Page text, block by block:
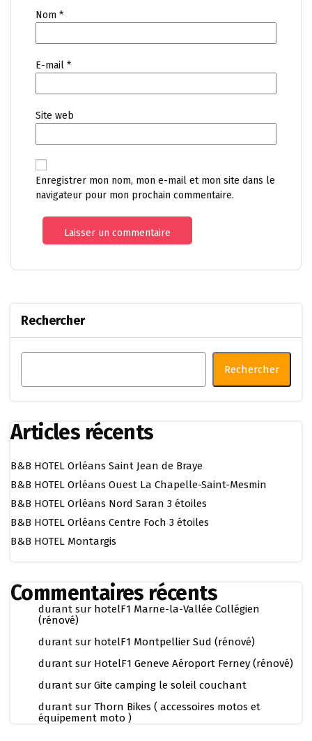
Nom *
E-mail *
Site web
Enregistrer mon nom, mon e-mail et mon site dans le
navigateur pour mon prochain commentaire.
Rechercher
Rechercher
Articles récents
B&B HOTEL Orléans Saint Jean de Braye
B&B HOTEL Orléans Ouest La Chapelle-Saint-Mesmin
B&B HOTEL Orléans Nord Saran 3 étoiles
B&B HOTEL Orléans Centre Foch 3 étoiles
B&B HOTEL Montargis
Commentaires récents
durant sur hotelF1 Marne-la-Vallée Collégien
(rénové)
durant sur hotelF1 Montpellier Sud (rénové)
durant sur HotelF1 Geneve Aéroport Ferney (rénové)
durant sur Gite camping le soleil couchant
durant sur Thorn Bikes ( accessoires motos et
équipement moto )